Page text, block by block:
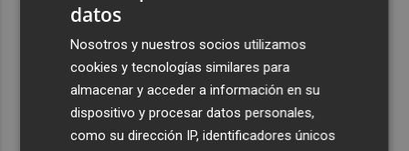
datos
Nosotros y nuestros socios utilizamos
cookies y tecnologías similares para
almacenar y acceder a información en su
dispositivo y procesar datos personales,
como su dirección IP, identificadores únicos